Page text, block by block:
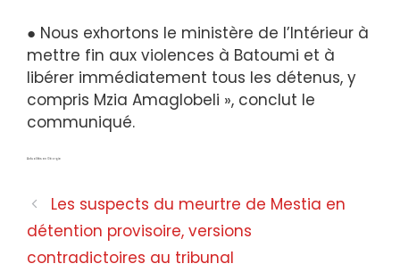
● Nous exhortons le ministère de l’Intérieur à
mettre fin aux violences à Batoumi et à
libérer immédiatement tous les détenus, y
compris Mzia Amaglobeli », conclut le
communiqué.
Actualités en Géorgie
Les suspects du meurtre de Mestia en
détention provisoire, versions
contradictoires au tribunal